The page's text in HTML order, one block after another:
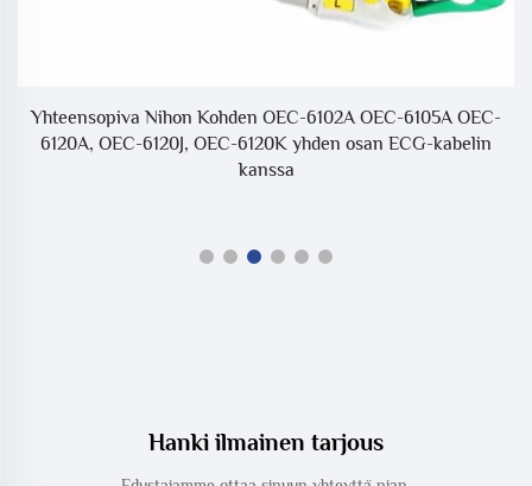
Yhteensopiva Nihon Kohden OEC-6102A OEC-6105A OEC-
6120A, OEC-6120J, OEC-6120K yhden osan ECG-kabelin
kanssa
Hanki ilmainen tarjous